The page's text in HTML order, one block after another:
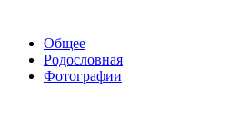
Общее
Родословная
Фотографии